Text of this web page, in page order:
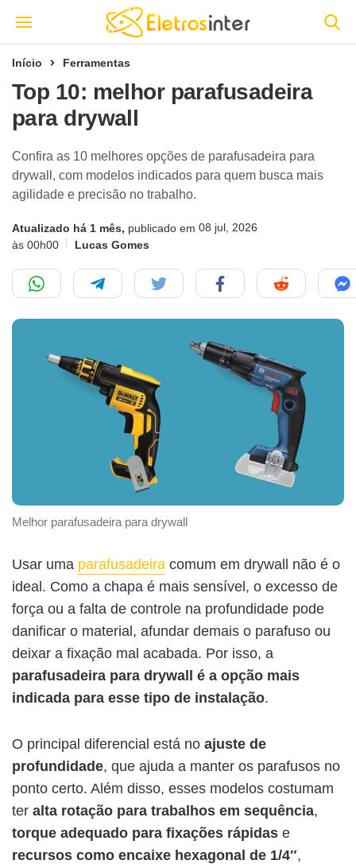
Início Ferramentas
Top 10: melhor parafusadeira
para drywall
Confira as 10 melhores opções de parafusadeira para
drywall, com modelos indicados para quem busca mais
agilidade e precisão no trabalho.
Atualizado há 1 mês, publicado em 08 jul, 2026
às 00h00
Lucas Gomes
Melhor parafusadeira para drywall
Usar uma parafusadeira comum em drywall não é o
ideal. Como a chapa é mais sensível, o excesso de
força ou a falta de controle na profundidade pode
danificar o material, afundar demais o parafuso ou
deixar a fixação mal acabada. Por isso, a
parafusadeira para drywall é a opção mais
indicada para esse tipo de instalação.
O principal diferencial está no ajuste de
profundidade, que ajuda a manter os parafusos no
ponto certo. Além disso, esses modelos costumam
ter alta rotação para trabalhos em sequência,
torque adequado para fixações rápidas e
recursos como encaixe hexagonal de 1/4″,